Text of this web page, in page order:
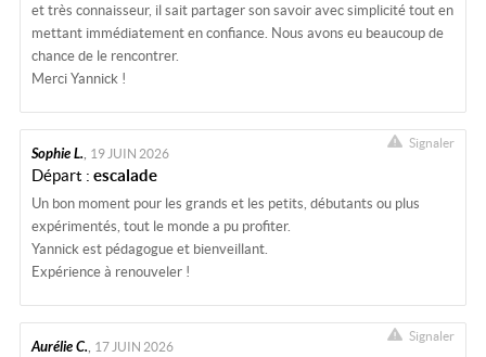
et très connaisseur, il sait partager son savoir avec simplicité tout en
mettant immédiatement en confiance. Nous avons eu beaucoup de
chance de le rencontrer.
Merci Yannick !
Sophie L. 19 JUIN 2026
Départ : escalade
Signaler
Un bon moment pour les grands et les petits, débutants ou plus
expérimentés, tout le monde a pu profiter.
Yannick est pédagogue et bienveillant.
Expérience à renouveler !
Aurélie C. 17 JUIN 2026
Signaler